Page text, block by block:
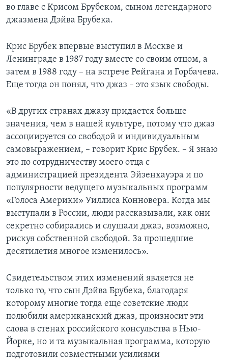
во главе с Крисом Брубеком, сыном легендарного
джазмена Дэйва Брубека.
Крис Брубек впервые выступил в Москве и
Ленинграде в 1987 году вместе со своим отцом, а
затем в 1988 году – на встрече Рейгана и Горбачева.
Еще тогда он понял, что джаз – это язык свободы.
«В других странах джазу придается больше
значения, чем в нашей культуре, потому что джаз
ассоциируется со свободой и индивидуальным
самовыражением, – говорит Крис Брубек. – Я знаю
это по сотрудничеству моего отца с
администрацией президента Эйзенхауэра и по
популярности ведущего музыкальных программ
«Голоса Америки» Уиллиса Конновера. Когда мы
выступали в России, люди рассказывали, как они
секретно собирались и слушали джаз, возможно,
рискуя собственной свободой. За прошедшие
десятилетия многое изменилось».
Свидетельством этих изменений является не
только то, что сын Дэйва Брубека, благодаря
которому многие тогда еще советские люди
полюбили американский джаз, произносит эти
слова в стенах российского консульства в Нью-
Йорке, но и та музыкальная программа, которую
подготовили совместными усилиями